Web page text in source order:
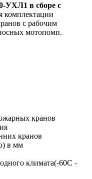
УХЛ1 в сборе с
комплектации
с рабочим
мотопомп.
кранов
кранов
в мм
климата(-60С -